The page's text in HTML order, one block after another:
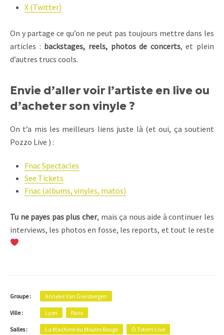
X (Twitter)
On y partage ce qu’on ne peut pas toujours mettre dans les
articles : backstages, reels, photos de concerts, et plein
d’autres trucs cools.
Envie d’aller voir l’artiste en live ou
d’acheter son vinyle ?
On t’a mis les meilleurs liens juste là (et oui, ça soutient
Pozzo Live ) :
Fnac Spectacles
See Tickets
Fnac (albums, vinyles, matos)
Tu ne payes pas plus cher, mais ça nous aide à continuer les
interviews, les photos en fosse, les reports, et tout le reste
Groupe : Anneke Van Giersbergen
Ville : Lyon Paris
Salles : La Machine du Moulin Rouge Ô Totem Live